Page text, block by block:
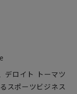
デロイト トーマツ
スポーツビジネス